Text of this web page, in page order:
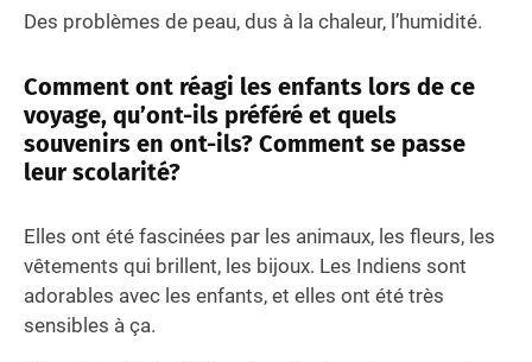
Des problèmes de peau, dus à la chaleur, l’humidité.
Comment ont réagi les enfants lors de ce
voyage, qu’ont-ils préféré et quels
souvenirs en ont-ils? Comment se passe
leur scolarité?
Elles ont été fascinées par les animaux, les fleurs, les
vêtements qui brillent, les bijoux. Les Indiens sont
adorables avec les enfants, et elles ont été très
sensibles à ça.